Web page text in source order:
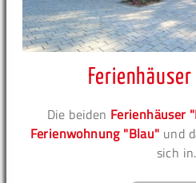
Die beiden Ferienhäuser
Ferienwohnung "Blau" und
sich